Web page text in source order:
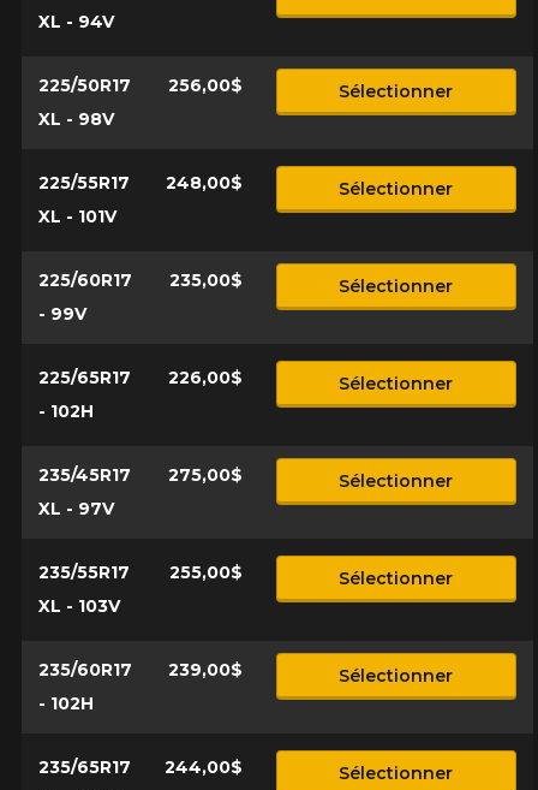
XL - 94V
225/50R17
XL - 98V
256,00$ Sélectionner
225/55R17
XL - 101V
248,00$ Sélectionner
225/60R17
- 99V
235,00$ Sélectionner
225/65R17
- 102H
226,00$ Sélectionner
235/45R17
XL - 97V
275,00$ Sélectionner
235/55R17
XL - 103V
255,00$ Sélectionner
235/60R17
- 102H
239,00$ Sélectionner
235/65R17
244,00$ Sélectionner